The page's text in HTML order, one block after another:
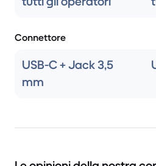
Connettore
USB-C + Jack 3,5
mm